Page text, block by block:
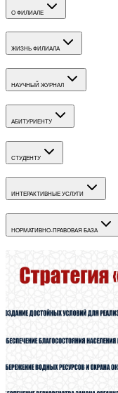
О ФИЛИАЛЕ
ЖИЗНЬ ФИЛИАЛА
НАУЧНЫЙ ЖУРНАЛ
АБИТУРИЕНТУ
СТУДЕНТУ
ИНТЕРАКТИВНЫЕ УСЛУГИ
НОРМАТИВНО-ПРАВОВАЯ БАЗА